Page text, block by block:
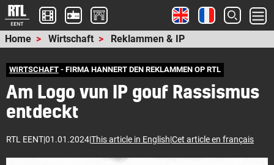
Home Wirtschaft Reklammen & IP
WIRTSCHAFT- FIRMA HANNERT DEN REKLAMMEN OP RTL
Am Logo vun IP gouf Rassismus
entdeckt
RTL EENT|01.01.2024|This article in English|Cet article en français